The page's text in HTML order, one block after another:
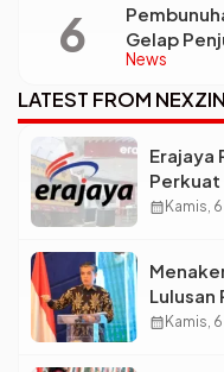
News
Gelap
LATEST FROM
Erajaya
Perkuat
calendar_monthKamis,
Lulusan
calendar_monthKamis,